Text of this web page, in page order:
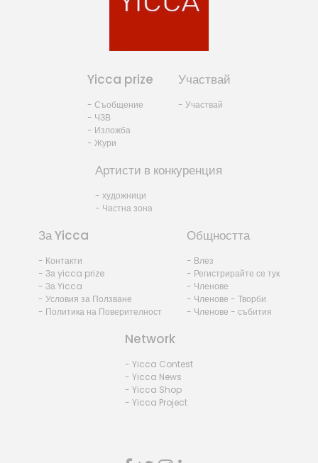
Yicca prize
- Съобщение
- ЧЗВ
- Изложба
- Жури
Участвай
- Участвай
Артисти в конкуренция
- художници
- Частна зона
За Yicca
- Контакти
- За yicca prize
- За Yicca
- Условия за Ползване
- Политика на Поверителност
Общността
- Влез
- Регистрирайте се тук
- Членове
- Членове - Творби
- Членове - събития
Network
- Yicca Contest
- Yicca News
- Yicca Shop
- Yicca Project